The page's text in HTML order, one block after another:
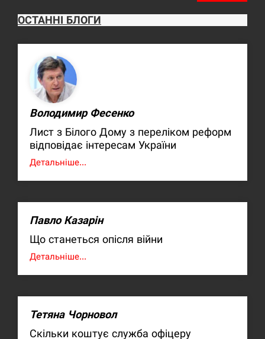
ОСТАННІ БЛОГИ
Володимир Фесенко
Лист з Білого Дому з переліком реформ
відповідає інтересам України
Детальніше...
Павло Казарін
Що станеться опісля війни
Детальніше...
Тетяна Чорновол
Скільки коштує служба офіцеру